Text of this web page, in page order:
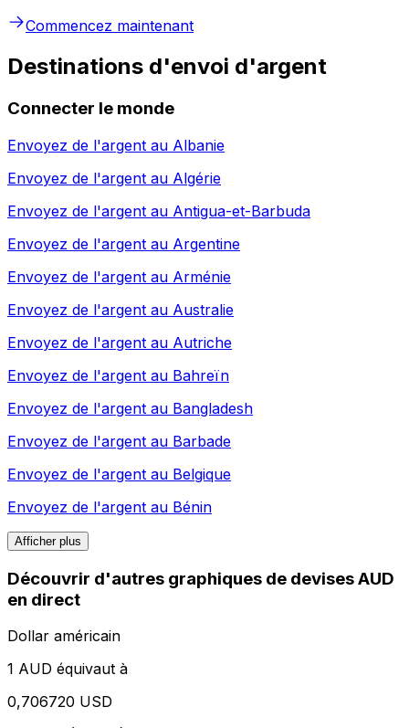
Commencez maintenant
Destinations d'envoi d'argent
Connecter le monde
Envoyez de l'argent au Albanie
Envoyez de l'argent au Algérie
Envoyez de l'argent au Antigua-et-Barbuda
Envoyez de l'argent au Argentine
Envoyez de l'argent au Arménie
Envoyez de l'argent au Australie
Envoyez de l'argent au Autriche
Envoyez de l'argent au Bahreïn
Envoyez de l'argent au Bangladesh
Envoyez de l'argent au Barbade
Envoyez de l'argent au Belgique
Envoyez de l'argent au Bénin
Afficher plus
Découvrir d'autres graphiques de devises AUD
en direct
Dollar américain
1 AUD équivaut à
0,706720 USD